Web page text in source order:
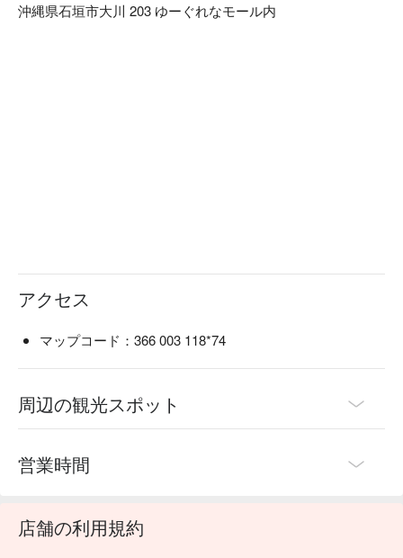
い、自分だけの紅型を染めてみませんか。
沖縄県石垣市大川 203 ゆーぐれなモール内
アクセス
マップコード：366 003 118*74
周辺の観光スポット
営業時間
店舗の利用規約